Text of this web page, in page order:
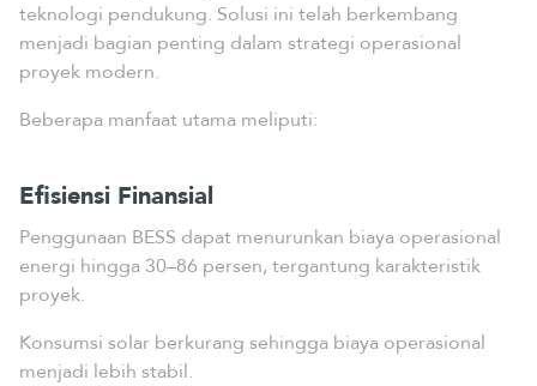
teknologi pendukung. Solusi ini telah berkembang
menjadi bagian penting dalam strategi operasional
proyek modern.
Beberapa manfaat utama meliputi:
Efisiensi Finansial
Penggunaan BESS dapat menurunkan biaya operasional
energi hingga 30–86 persen, tergantung karakteristik
proyek.
Konsumsi solar berkurang sehingga biaya operasional
menjadi lebih stabil.